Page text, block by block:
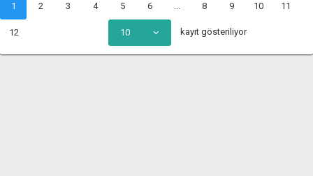
1 2 3 4 5 6 ... 8 9 10 11
12 10 kayıt gösteriliyor